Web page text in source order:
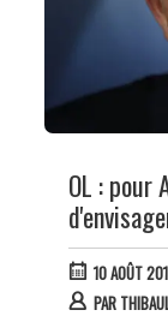
OL : pour
10 AOÛT
PAR